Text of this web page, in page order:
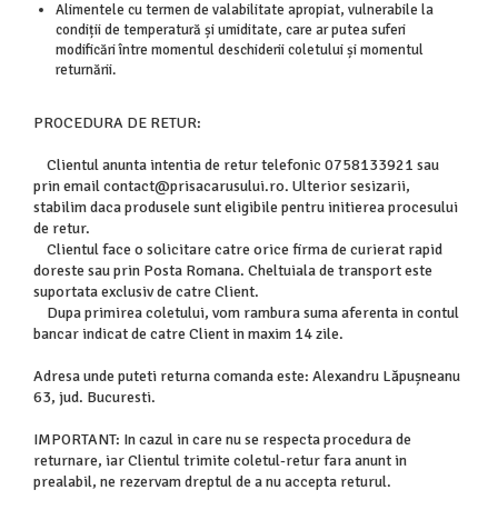
Alimentele cu termen de valabilitate apropiat, vulnerabile la
condiții de temperatură și umiditate, care ar putea suferi
modificări între momentul deschiderii coletului și momentul
returnării.
PROCEDURA DE RETUR:
Clientul anunta intentia de retur telefonic 0758133921 sau
prin email contact@prisacarusului.ro. Ulterior sesizarii,
stabilim daca produsele sunt eligibile pentru initierea procesului
de retur.
Clientul face o solicitare catre orice firma de curierat rapid
doreste sau prin Posta Romana. Cheltuiala de transport este
suportata exclusiv de catre Client.
Dupa primirea coletului, vom rambura suma aferenta in contul
bancar indicat de catre Client in maxim 14 zile.
Adresa unde puteti returna comanda este: Alexandru Lăpușneanu
63, jud. Bucuresti.
IMPORTANT: In cazul in care nu se respecta procedura de
returnare, iar Clientul trimite coletul-retur fara anunt in
prealabil, ne rezervam dreptul de a nu accepta returul.